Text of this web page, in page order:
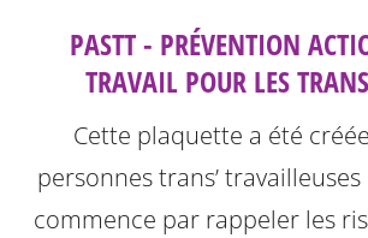
PASTT - PRÉVENTION
TRAVAIL POUR LES
Cette plaquette a été
personnes trans’ travailleuses
commence par rappeler les